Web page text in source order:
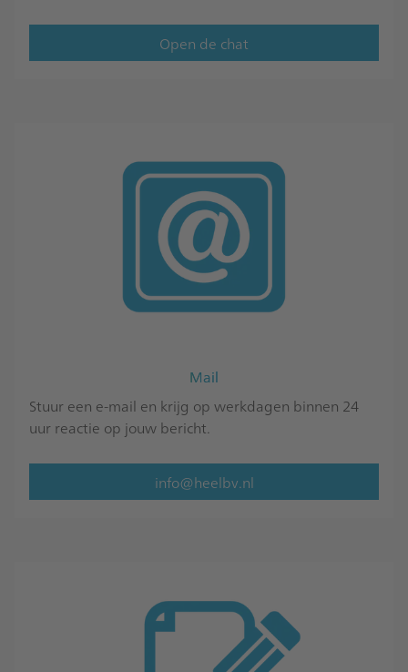
Open de chat
Mail
Stuur een e-mail en krijg op werkdagen binnen 24
uur reactie op jouw bericht.
info@heelbv.nl